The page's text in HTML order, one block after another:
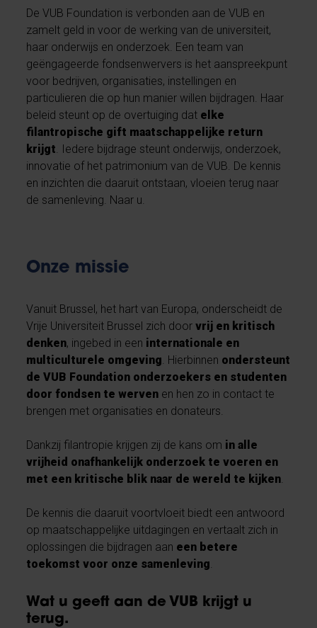
De VUB Foundation is verbonden aan de VUB en
zamelt geld in voor de werking van de universiteit,
haar onderwijs en onderzoek. Een team van
geëngageerde fondsenwervers is het aanspreekpunt
voor bedrijven, organisaties, instellingen en
particulieren die op hun manier willen bijdragen. Haar
beleid steunt op de overtuiging dat elke
filantropische gift maatschappelijke return
krijgt. Iedere bijdrage steunt onderwijs, onderzoek,
innovatie of het patrimonium van de VUB. De kennis
en inzichten die daaruit ontstaan, vloeien terug naar
de samenleving. Naar u.
Onze missie
Vanuit Brussel, het hart van Europa, onderscheidt de
Vrije Universiteit Brussel zich doorvrij en kritisch
denken, ingebed in een internationale en
multiculturele omgeving. Hierbinnen ondersteunt
de VUB Foundation onderzoekers en studenten
door fondsen te werven en hen zo in contact te
brengen met organisaties en donateurs.
Dankzij filantropie krijgen zij de kans om in alle
vrijheid onafhankelijk onderzoek te voeren en
met een kritische blik naar de wereld te kijken.
De kennis die daaruit voortvloeit biedt een antwoord
op maatschappelijke uitdagingen en vertaalt zich in
oplossingen die bijdragen aan een betere
toekomst voor onze samenleving.
Wat u geeft aan de VUB krijgt u
terug.